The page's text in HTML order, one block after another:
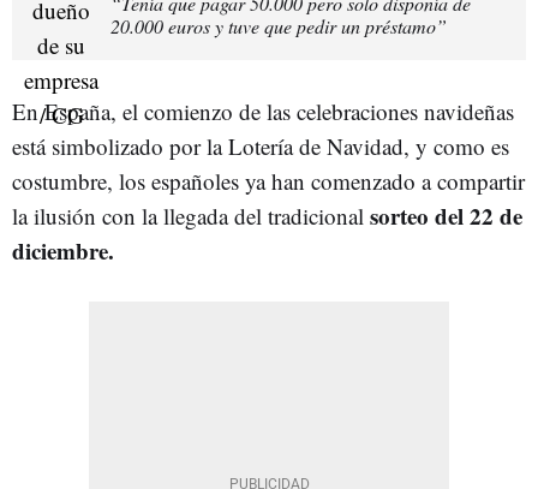
20.000 euros y tuve que pedir un préstamo”
En España, el comienzo de las celebraciones navideñas
está simbolizado por la Lotería de Navidad, y como es
costumbre, los españoles ya han comenzado a compartir
la ilusión con la llegada del tradicional sorteo del 22 de
diciembre.